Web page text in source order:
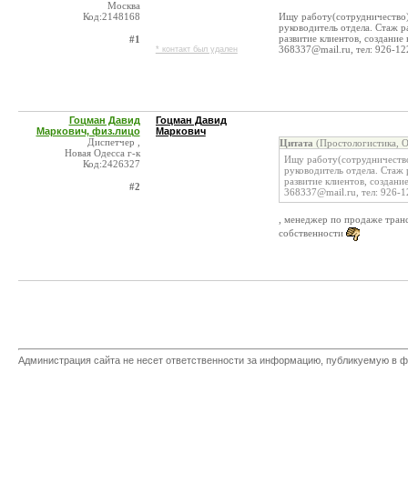
Москва
Код:2148168
#1
* контакт был удален
Ищу
руководитель отдела. Стаж
развитие клиентов,
368337@mail.ru, тел: 926-
Гоцман Давид
Маркович, физ.лицо
Диспетчер ,
Новая Одесса г-к
Код:2426327
#2
Гоцман Давид
Маркович
Цитата (Простологистика,
Ищу
руководитель отдела.
развитие клиентов,
368337@mail.ru, тел: 926-
, менеджер по продаже
собственности
Администрация сайта не несет ответственности за информацию, публикуемую